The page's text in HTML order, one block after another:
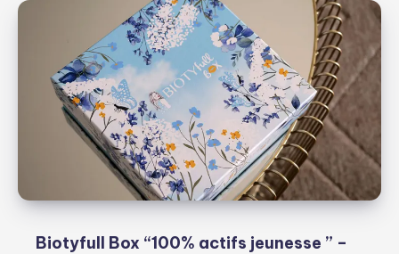
Février
2025
:
une
invitation
au
“Voyage
Sensoriel”
Biotyfull Box “100% actifs jeunesse ” –